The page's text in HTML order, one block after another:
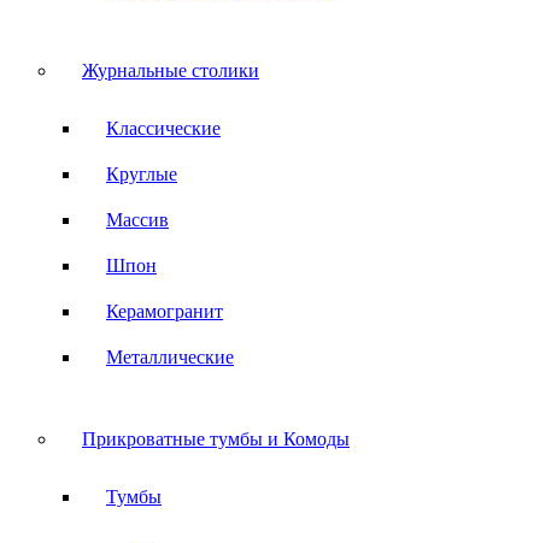
Журнальные столики
Классические
Круглые
Массив
Шпон
Керамогранит
Металлические
Прикроватные тумбы и Комоды
Тумбы